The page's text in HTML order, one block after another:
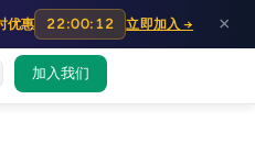
优惠 22:00:12 立即加入 → ×
练营
HOT
出海教程 认知偏差指南社群交流
加入我们